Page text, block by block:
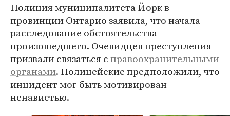
Полиция муниципалитета Йорк в
провинции Онтарио заявила, что начала
расследование обстоятельства
произошедшего. Очевидцев преступления
призвали связаться справоохранительными
органами. Полицейские предположили, что
инцидент мог быть мотивирован
ненавистью.